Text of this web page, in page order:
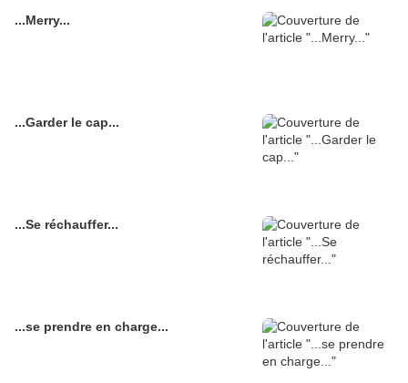
...Merry...
...Garder le cap...
...Se réchauffer...
...se prendre en charge...